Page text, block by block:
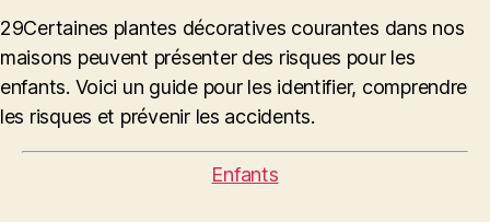
29Certaines plantes décoratives courantes dans nos
maisons peuvent présenter des risques pour les
enfants. Voici un guide pour les identifier, comprendre
les risques et prévenir les accidents.
Catégories
Enfants